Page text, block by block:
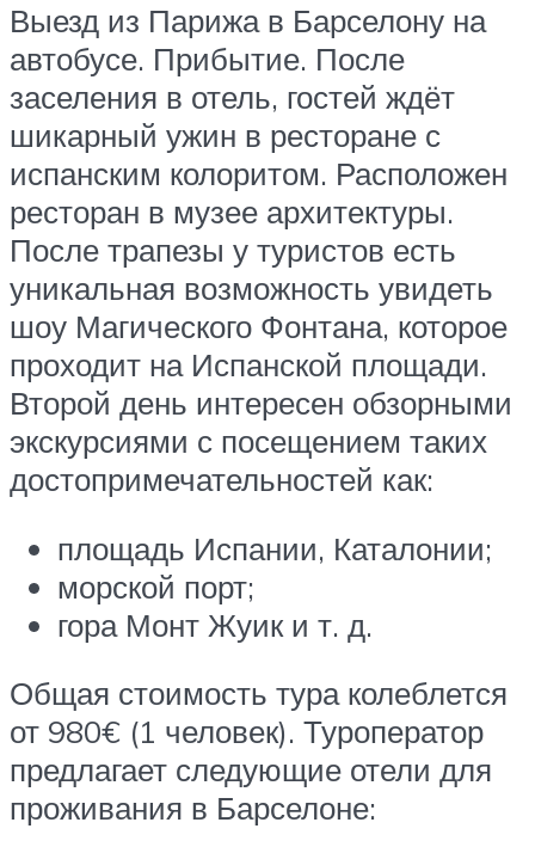
Выезд из Парижа в Барселону на
автобусе. Прибытие. После
заселения в отель, гостей ждёт
шикарный ужин в ресторане с
испанским колоритом. Расположен
ресторан в музее архитектуры.
После трапезы у туристов есть
уникальная возможность увидеть
шоу Магического Фонтана, которое
проходит на Испанской площади.
Второй день интересен обзорными
экскурсиями с посещением таких
достопримечательностей как:
площадь Испании, Каталонии;
морской порт;
гора Монт Жуик и т. д.
Общая стоимость тура колеблется
от 980€ (1 человек). Туроператор
предлагает следующие отели для
проживания в Барселоне: